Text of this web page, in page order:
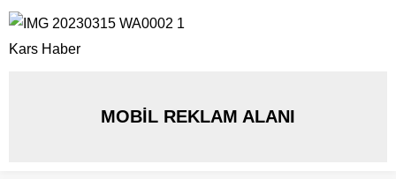
Kars Haber
MOBİL REKLAM ALANI